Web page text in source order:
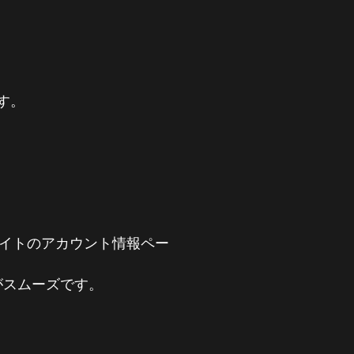
トのアカウント情報ペー
ムーズです。